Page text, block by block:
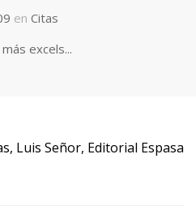
en Citas
excels...
Luis Señor, Editorial Espasa